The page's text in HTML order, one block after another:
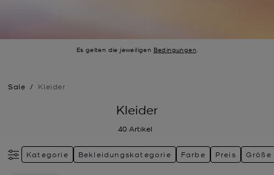
Es gelten die jeweiligen Bedingungen.
Sale / Kleider
Kleider
40 Artikel
Kategorie Bekleidungskategorie Farbe Preis Größe